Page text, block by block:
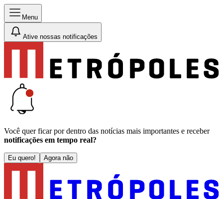
Menu
Ative nossas notificações
Você quer ficar por dentro das notícias mais importantes e receber
notificações em tempo real?
Eu quero! Agora não